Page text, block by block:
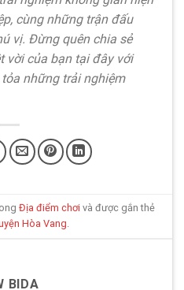
cùng những trận đấu
vị. Đừng quên chia sẻ
vời của bạn tại đây với
những trải nghiệm
Địa điểm chơi và được gắn thẻ
Hòa Vang
BIDA